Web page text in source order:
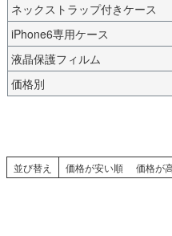
ネックストラップ付きケース
iPhone6専用ケース
液晶保護フィルム
価格別
並び替え 価格が安い順 価格が